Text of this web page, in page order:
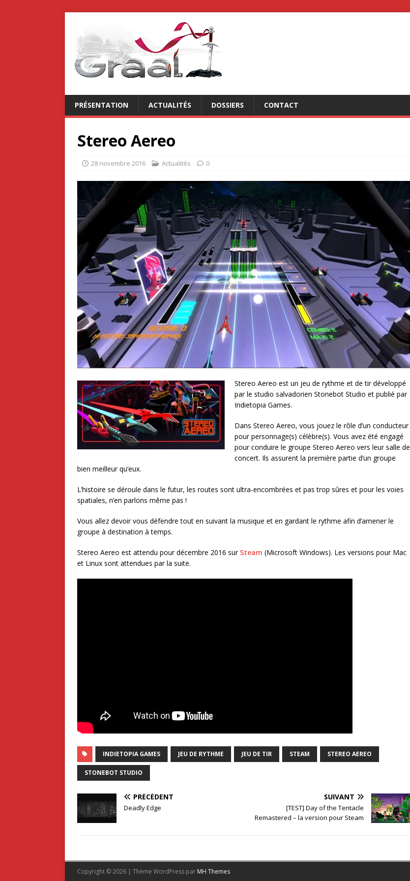
PRÉSENTATION ACTUALITÉS DOSSIERS CONTACT
Stereo Aereo
28 novembre 2016 Actualités 0
Stereo Aereo est un jeu de rythme et de tir développé
par le studio salvadorien Stonebot Studio et publié par
Indietopia Games.
Dans Stereo Aereo, vous jouez le rôle d’un conducteur
pour personnage(s) célèbre(s). Vous avez été engagé
pour conduire le groupe Stereo Aereo vers leur salle de
concert. Ils assurent la première partie d’un groupe
bien meilleur qu’eux.
L’histoire se déroule dans le futur, les routes sont ultra-encombrées et pas trop sûres et pour les voies
spatiales, n’en parlons même pas !
Vous allez devoir vous défendre tout en suivant la musique et en gardant le rythme afin d’amener le
groupe à destination à temps.
Stereo Aereo est attendu pour décembre 2016 sur Steam (Microsoft Windows). Les versions pour Mac
et Linux sont attendues par la suite.
INDIETOPIA GAMES JEU DE RYTHME JEU DE TIR STEAM STEREO AEREO
STONEBOT STUDIO
PRÉCÉDENT
Deadly Edge
SUIVANT
[TEST] Day of the Tentacle
Remastered – la version pour Steam
Copyright © 2026 | Thème WordPress par MH Themes